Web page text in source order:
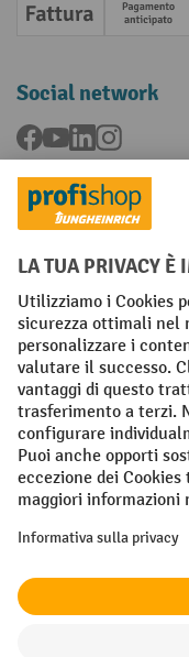
Fattura
Social network
Facebook
YouTubeLinkedInInstagram
Condizioni Generali di
Dichiarazione di
Impostazioni sulla
All prices excl. VAT plus
if not stated otherwise.
¹ Lo sconto è valido fino
ai prezzi speciali. Non è
buoni in percentuale. | ²
per 10 giorni e può
categoria di prodotto ed
elettrici, i carrelli
cumulabile con altri